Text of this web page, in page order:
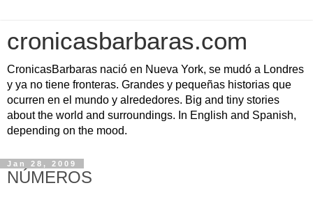
cronicasbarbaras.com
CronicasBarbaras nació en Nueva York, se mudó a Londres
y ya no tiene fronteras. Grandes y pequeñas historias que
ocurren en el mundo y alrededores. Big and tiny stories
about the world and surroundings. In English and Spanish,
depending on the mood.
Jan 28, 2009
NÚMEROS